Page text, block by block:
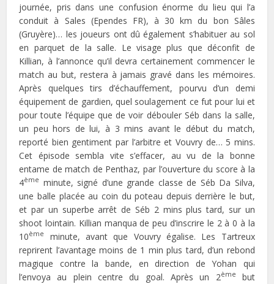
journée, pris dans une confusion énorme du lieu qui l’a
conduit à Sales (Ependes FR), à 30 km du bon Sâles
(Gruyère)… les joueurs ont dû également s’habituer au sol
en parquet de la salle. Le visage plus que déconfit de
Killian, à l’annonce qu’il devra certainement commencer le
match au but, restera à jamais gravé dans les mémoires.
Après quelques tirs d’échauffement, pourvu d’un demi
équipement de gardien, quel soulagement ce fut pour lui et
pour toute l’équipe que de voir débouler Séb dans la salle,
un peu hors de lui, à 3 mins avant le début du match,
reporté bien gentiment par l’arbitre et Vouvry de… 5 mins.
Cet épisode sembla vite s’effacer, au vu de la bonne
entame de match de Penthaz, par l’ouverture du score à la
4ème minute, signé d’une grande classe de Séb Da Silva,
une balle placée au coin du poteau depuis derrière le but,
et par un superbe arrêt de Séb 2 mins plus tard, sur un
shoot lointain. Killian manqua de peu d’inscrire le 2 à 0 à la
10ème
minute, avant que Vouvry égalise. Les Tartreux
reprirent l’avantage moins de 1 min plus tard, d’un rebond
magique contre la bande, en direction de Yohan qui
l’envoya au plein centre du goal. Après un 2ème
but